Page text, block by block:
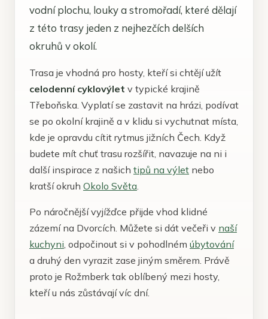
vodní plochu, louky a stromořadí, které dělají
z této trasy jeden z nejhezčích delších
okruhů v okolí.
Trasa je vhodná pro hosty, kteří si chtějí užít
celodenní cyklovýlet v typické krajině
Třeboňska. Vyplatí se zastavit na hrázi, podívat
se po okolní krajině a v klidu si vychutnat místa,
kde je opravdu cítit rytmus jižních Čech. Když
budete mít chuť trasu rozšířit, navazuje na ni i
další inspirace z našich tipů na výlet nebo
kratší okruh Okolo Světa.
Po náročnější vyjížďce přijde vhod klidné
zázemí na Dvorcích. Můžete si dát večeři v naší
kuchyni, odpočinout si v pohodlném úbytování
a druhý den vyrazit zase jiným směrem. Právě
proto je Rožmberk tak oblíbený mezi hosty,
kteří u nás zůstávají víc dní.